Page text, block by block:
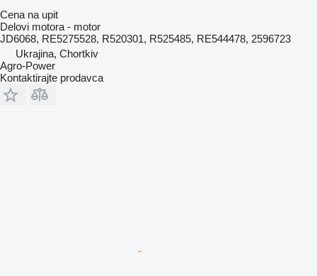
Cena na upit
Delovi motora - motor
JD6068, RE5275528, R520301, R525485, RE544478, 2596723
Ukrajina, Chortkiv
Agro-Power
Kontaktirajte prodavca